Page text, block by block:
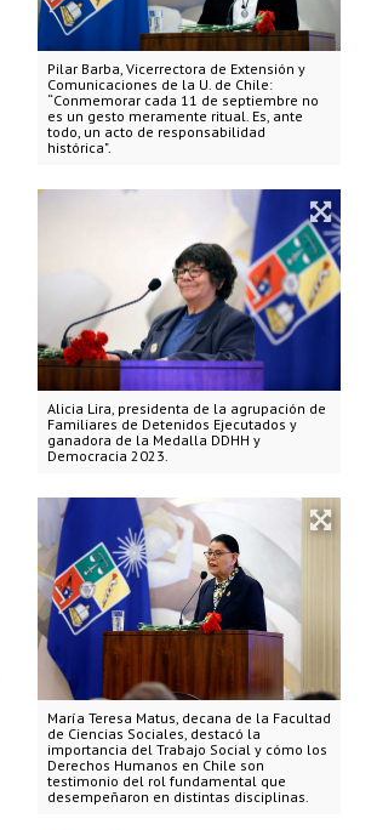
Pilar Barba, Vicerrectora de Extensión y
Comunicaciones de la U. de Chile:
“Conmemorar cada 11 de septiembre no
es un gesto meramente ritual. Es, ante
todo, un acto de responsabilidad
histórica".
Alicia Lira, presidenta de la agrupación de
Familiares de Detenidos Ejecutados y
ganadora de la Medalla DDHH y
Democracia 2023.
María Teresa Matus, decana de la Facultad
de Ciencias Sociales, destacó la
importancia del Trabajo Social y cómo los
Derechos Humanos en Chile son
testimonio del rol fundamental que
desempeñaron en distintas disciplinas.